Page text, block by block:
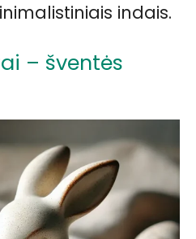
indais.
– šventės